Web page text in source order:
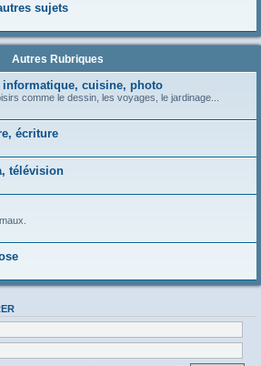
sujets
Autres Rubriques
informatique, cuisine, photo
comme le dessin, les voyages, le jardinage...
écriture
télévision